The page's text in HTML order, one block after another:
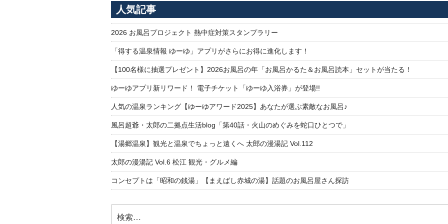
人気記事
2026 お風呂プロジェクト 熱中症対策スタンプラリー
「得する温泉情報 ゆーゆ」アプリがさらにお得に進化します！
【100名様に抽選プレゼント】2026お風呂の年「お風呂かるた＆お風呂読本」セットが当たる！
ゆーゆアプリ新リワード！ 電子チケット「ゆーゆ入浴券」が登場!!
人気の温泉ランキング【ゆーゆアワード2025】あなたが選ぶ素敵なお風呂♪
風呂超爺・太郎の二拠点生活blog「第40話・火山のめぐみを蛇口ひとつで」
【湯郷温泉】観光と温泉でちょっと遠くへ 太郎の漫湯記 Vol.112
太郎の漫湯記 Vol.6 松江 観光・グルメ編
コンセプトは「昭和の銭湯」【まえばし赤城の湯】話題のお風呂屋さん探訪
索: